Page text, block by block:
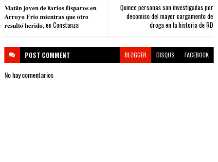
Quince personas son investigadas por
decomiso del mayor cargamento de
droga en la historia de RD
𝐌𝐚𝐭a𝐧 𝐣𝐨𝐯𝐞𝐧 𝐝𝐞 v𝐚𝐫𝐢𝐨𝐬 d𝐢𝐬𝐩𝐚𝐫𝐨𝐬 𝐞𝐧
𝐀𝐫𝐫𝐨𝐲𝐨 𝐅𝐫𝐢𝐨 𝐦𝐢𝐞𝐧𝐭𝐫𝐚𝐬 𝐪𝐮𝐞 𝐨𝐭𝐫𝐨
𝐫𝐞𝐬𝐮𝐥𝐭𝐨́ 𝐡𝐞𝐫𝐢𝐝𝐨, en Constanza
POST COMMENT BLOGGER DISQUS FACEBOOK
No hay comentarios